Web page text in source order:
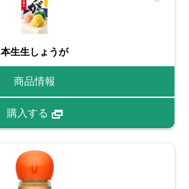
本生生しょうが
商品情報
購入する